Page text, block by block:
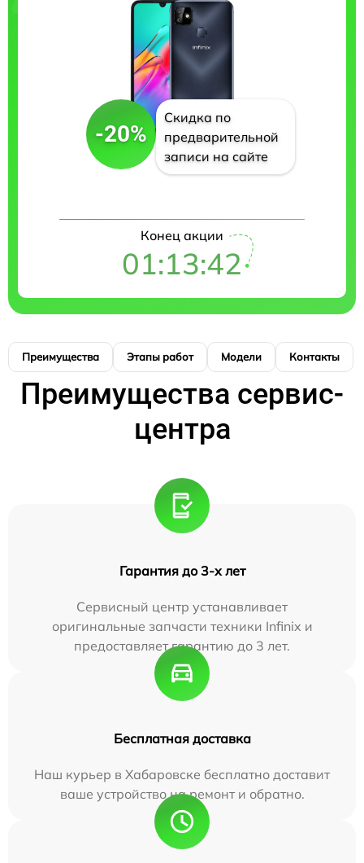
-20%
Скидка по
предварительной
записи на сайте
Конец акции
01:13:41
Преимущества Этапы работ Модели Контакты
Преимущества сервис-
центра
Гарантия до 3-х лет
Сервисный центр устанавливает
оригинальные запчасти техники Infinix и
предоставляет гарантию до 3 лет.
Бесплатная доставка
Наш курьер в Хабаровске бесплатно доставит
ваше устройство на ремонт и обратно.